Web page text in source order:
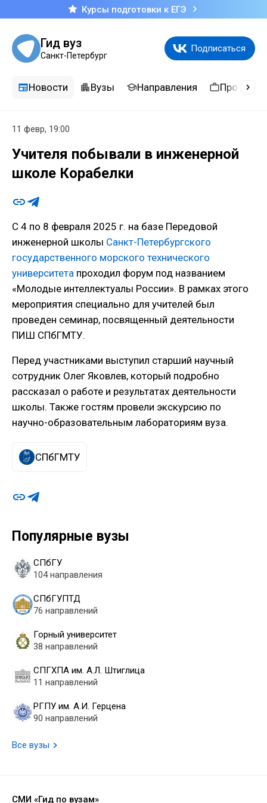
Курсы подготовки к ЕГЭ
Гид вуз
Санкт-Петербург
Подписаться
Новости Вузы Направления
Популярные вузы
СПбГУ
104 направления
СПбГУПТД
76 направлений
Горный университет
38 направлений
СПГХПА им. А.Л. Штиглица
11 направлений
РГПУ им. А.И. Герцена
90 направлений
Все вузы
11 февр, 19:00
Учителя побывали в инженерной
школе Корабелки
С 4 по 8 февраля 2025 г. на базе Передовой
инженерной школы Санкт-Петербургского
государственного морского технического
университета проходил форум под названием
«Молодые интеллектуалы России». В рамках этого
мероприятия специально для учителей был
проведен семинар, посвященный деятельности
ПИШ СПбГМТУ.
Перед участниками выступил старший научный
сотрудник Олег Яковлев, который подробно
рассказал о работе и результатах деятельности
школы. Также гостям провели экскурсию по
научно-образовательным лабораториям вуза.
СПбГМТУ
СМИ «Гид по вузам»